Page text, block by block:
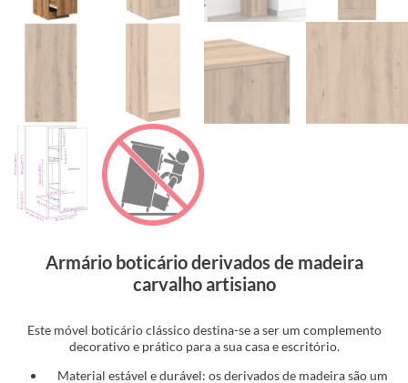
Armário boticário derivados de madeira
carvalho artisiano
Este móvel boticário clássico destina-se a ser um complemento
decorativo e prático para a sua casa e escritório.
Material estável e durável: os derivados de madeira são um